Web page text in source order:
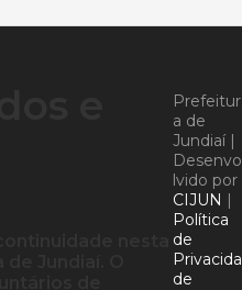
Prefeitur
a de
Jundiaí |
Desenvo
lvido por
CIJUN |
Política
de
Privacida
de